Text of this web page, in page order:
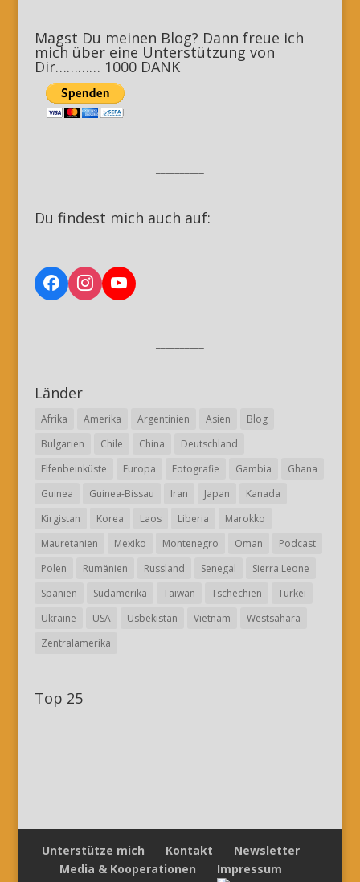
Magst Du meinen Blog? Dann freue ich
mich über eine Unterstützung von
Dir………… 1000 DANK
Du findest mich auch auf:
Länder
Afrika Amerika Argentinien Asien
Blog
Bulgarien
Chile China
Deutschland
Elfenbeinküste
Europa Fotografie Gambia
Ghana
Guinea
Guinea-Bissau Iran Japan
Kanada
Kirgistan
Korea Laos Liberia
Marokko
Mauretanien
Mexiko Montenegro Oman
Podcast
Polen
Rumänien Russland Senegal
Sierra Leone
Spanien
Südamerika Taiwan Tschechien
Türkei
Ukraine
USA Usbekistan Vietnam
Westsahara
Zentralamerika
Top 25
Unterstütze mich Kontakt
Newsletter
Media & Kooperationen
Impressum